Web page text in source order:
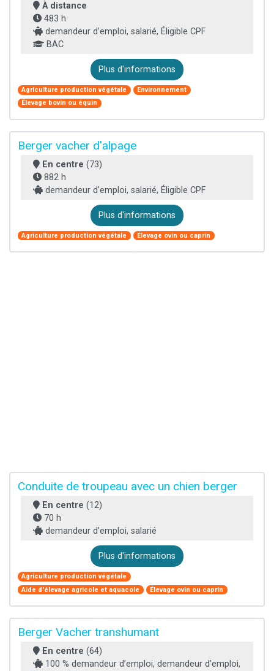
À distance
483 h
demandeur d’emploi, salarié, Éligible CPF
BAC
Plus d'informations
Agriculture production végétale
Environnement
Élevage bovin ou équin
Berger vacher d'alpage
En centre (73)
882 h
demandeur d’emploi, salarié, Éligible CPF
Plus d'informations
Agriculture production végétale Élevage ovin ou caprin
Conduite de troupeau avec un chien berger
En centre (12)
70 h
demandeur d’emploi, salarié
Plus d'informations
Agriculture production végétale
Aide d'élevage agricole et aquacole
Élevage ovin ou caprin
Berger Vacher transhumant
En centre (64)
100 % demandeur d’emploi, demandeur d’emploi,